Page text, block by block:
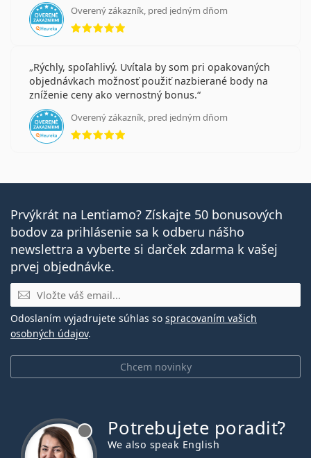
Overený zákazník, pred jedným dňom
hodnotenie 5 z 5
Rýchly, spoľahlivý. Uvítala by som pri opakovaných
objednávkach možnosť použiť nazbierané body na
zníženie ceny ako vernostný bonus.
Overený zákazník, pred jedným dňom
hodnotenie 5 z 5
Prvýkrát na Lentiamo? Získajte 50 bonusových
bodov za prihlásenie sa k odberu nášho
newslettra a vyberte si darček zdarma k vašej
prvej objednávke.
E-mail
Chcem novinky
Odoslaním vyjadrujete súhlas so spracovaním vašich
osobných údajov.
Potrebujete poradiť?
We also speak English